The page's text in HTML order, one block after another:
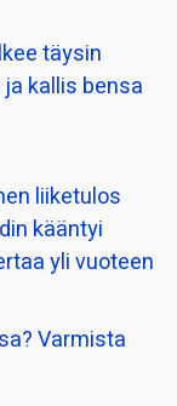
täysin
kallis bensa
liiketulos
kääntyi
yli vuoteen
Varmista